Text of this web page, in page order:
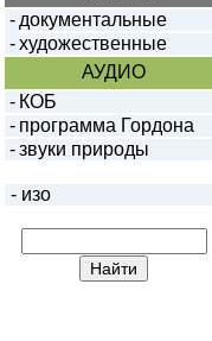
- документальные
- художественные
АУДИО
- КОБ
- программа Гордона
- звуки природы
- изо